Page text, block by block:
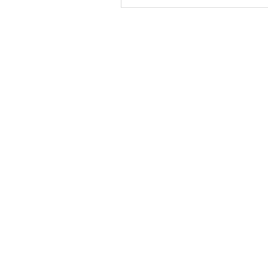
Benficologia Rescaldos